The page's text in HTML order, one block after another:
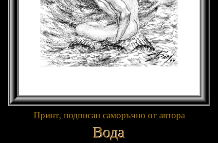
Принт, подписан саморъчно от автора
Вода